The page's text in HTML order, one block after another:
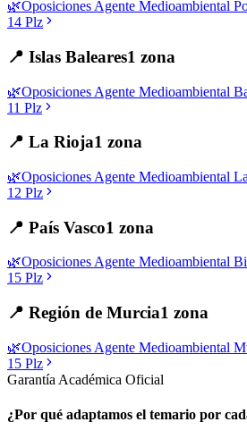
🌿Oposiciones Agente Medioambiental
14 Plz
📍 Islas Baleares1 zona
🌿Oposiciones Agente Medioambiental
11 Plz
📍 La Rioja1 zona
🌿Oposiciones Agente Medioambiental
12 Plz
📍 País Vasco1 zona
🌿OposicionesAgente Medioambiental
15 Plz
📍 Región de Murcia1 zona
🌿Oposiciones Agente Medioambiental
15 Plz
Garantía Académica Oficial
¿Por qué adaptamos el temario por